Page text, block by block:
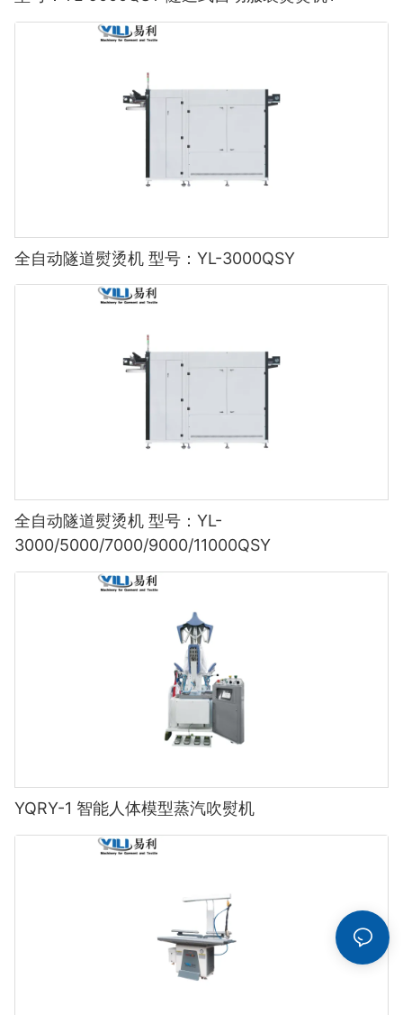
全自动隧道熨烫机 型号：YL-3000QSY
全自动隧道熨烫机 型号：YL-
3000/5000/7000/9000/11000QSY
YQRY-1 智能人体模型蒸汽吹熨机